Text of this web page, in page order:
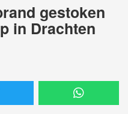
gestoken
in Drachten